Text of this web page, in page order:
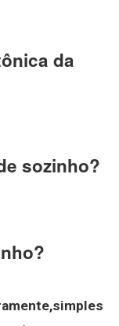
da
sozinho?